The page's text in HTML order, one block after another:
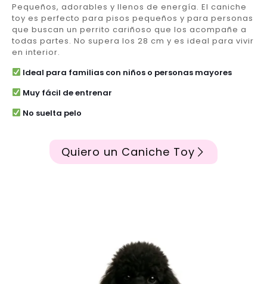
Pequeños, adorables y llenos de energía. El caniche
toy es perfecto para pisos pequeños y para personas
que buscan un perrito cariñoso que los acompañe a
todas partes. No supera los 28 cm y es ideal para vivir
en interior.
Ideal para familias con niños o personas mayores
Muy fácil de entrenar
No suelta pelo
Quiero un Caniche Toy